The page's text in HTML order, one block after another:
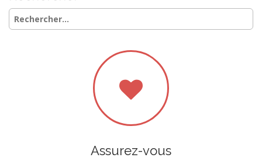
Rechercher :
Assurez-vous